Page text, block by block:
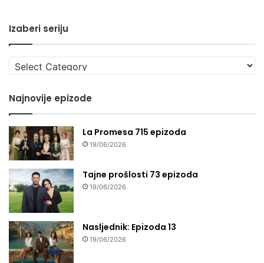
Izaberi seriju
Izaberi
seriju
Najnovije epizode
La Promesa 715 epizoda
19/06/2026
Tajne prošlosti 73 epizoda
19/06/2026
Nasljednik: Epizoda 13
19/06/2026